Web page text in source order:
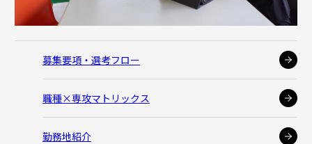
募集要項・選考フロー
職種×専攻マトリックス
勤務地紹介